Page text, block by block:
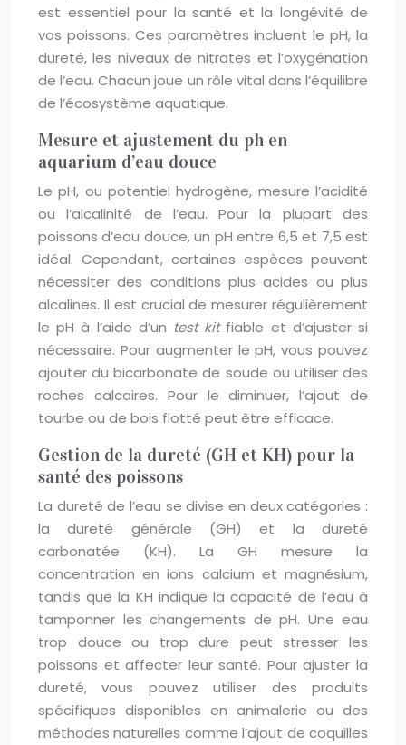
est essentiel pour la santé et la longévité de
vos poissons. Ces paramètres incluent le pH, la
dureté, les niveaux de nitrates et l’oxygénation
de l’eau. Chacun joue un rôle vital dans l’équilibre
de l’écosystème aquatique.
Mesure et ajustement du ph en
aquarium d’eau douce
Le pH, ou potentiel hydrogène, mesure l’acidité
ou l’alcalinité de l’eau. Pour la plupart des
poissons d’eau douce, un pH entre 6,5 et 7,5 est
idéal. Cependant, certaines espèces peuvent
nécessiter des conditions plus acides ou plus
alcalines. Il est crucial de mesurer régulièrement
le pH à l’aide d’un test kitfiable et d’ajuster si
nécessaire. Pour augmenter le pH, vous pouvez
ajouter du bicarbonate de soude ou utiliser des
roches calcaires. Pour le diminuer, l’ajout de
tourbe ou de bois flotté peut être efficace.
Gestion de la dureté (GH et KH) pour la
santé des poissons
La dureté de l’eau se divise en deux catégories :
la dureté générale (GH) et la dureté
carbonatée (KH). La GH mesure la
concentration en ions calcium et magnésium,
tandis que la KH indique la capacité de l’eau à
tamponner les changements de pH. Une eau
trop douce ou trop dure peut stresser les
poissons et affecter leur santé. Pour ajuster la
dureté, vous pouvez utiliser des produits
spécifiques disponibles en animalerie ou des
méthodes naturelles comme l’ajout de coquilles